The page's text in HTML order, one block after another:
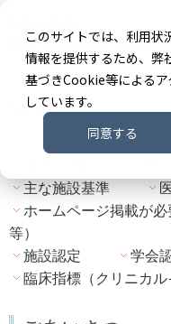
このサイトでは、利用状
情報を提供するため、弊
基づきCookie等による
しています。
同意する
病院概況
主な施設基準
ホームページ掲載が
等）
施設認定
学会
臨床指標（クリニカル